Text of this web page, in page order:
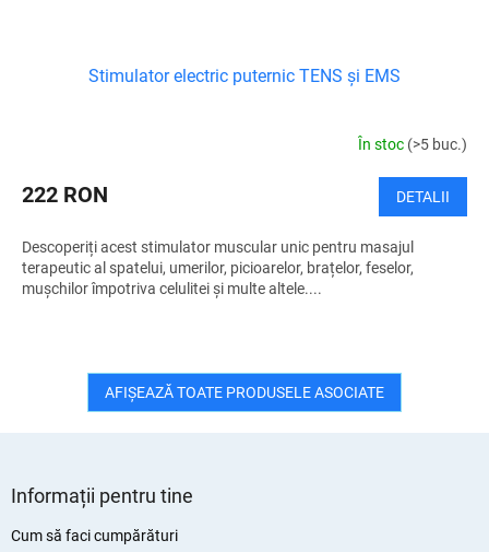
Stimulator electric puternic TENS și EMS
În stoc (>5 buc.)
222 RON DETALII
Descoperiți acest stimulator muscular unic pentru masajul
terapeutic al spatelui, umerilor, picioarelor, brațelor, feselor,
mușchilor împotriva celulitei și multe altele....
AFIŞEAZĂ TOATE PRODUSELE ASOCIATE
Informații pentru tine
Cum să faci cumpărături